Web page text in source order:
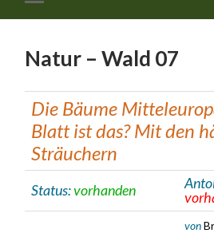
Mobile-
Menü
Natur – Wald 07
Die Bäume
Blatt ist das? Mit den
Sträuchern
Status:vorhanden
von